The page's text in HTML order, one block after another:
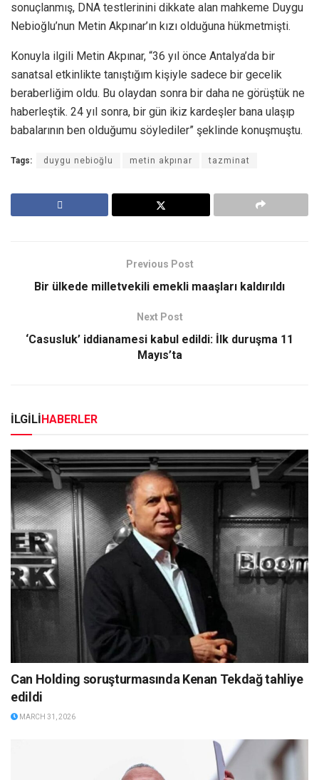
sonuçlanmış, DNA testlerinini dikkate alan mahkeme Duygu
Nebioğlu’nun Metin Akpınar’ın kızı olduğuna hükmetmişti.
Konuyla ilgili Metin Akpınar, “36 yıl önce Antalya’da bir
sanatsal etkinlikte tanıştığım kişiyle sadece bir gecelik
beraberliğim oldu. Bu olaydan sonra bir daha ne görüştük ne
haberleştik. 24 yıl sonra, bir gün ikiz kardeşler bana ulaşıp
babalarının ben olduğumu söylediler” şeklinde konuşmuştu.
Tags: duygu nebioğlu metin akpınar tazminat
Previous Post
Bir ülkede milletvekili emekli maaşları kaldırıldı
Next Post
‘Casusluk’ iddianamesi kabul edildi: İlk duruşma 11
Mayıs’ta
İLGİLİ HABERLER
Can Holding soruşturmasında Kenan Tekdağ tahliye
edildi
MARCH 31, 2026